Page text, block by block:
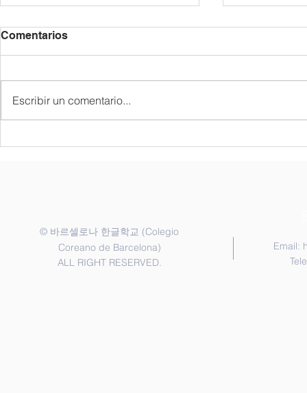
Comentarios
Escribir un comentario...
© 바르셀로나 한글학교 (Colegio
Coreano de Barcelona)
ALL RIGHT RESERVED.
Email: